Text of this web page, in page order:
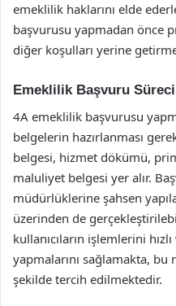
emeklilik haklarını elde
başvurusu yapmadan önce
diğer koşulları yerine
Emeklilik Başvuru Süreci
4A emeklilik başvurusu
belgelerin hazırlanması
belgesi, hizmet dökümü,
maluliyet belgesi yer alır.
müdürlüklerine şahsen
üzerinden de
kullanıcıların işlemlerini
yapmalarını sağlamakta,
şekilde tercih edilmektedir.